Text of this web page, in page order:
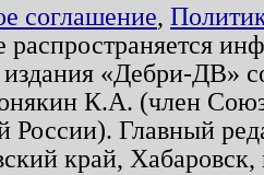
соглашение,
издания «Дебри-ДВ»
К.А. (член
России). Главный
край,